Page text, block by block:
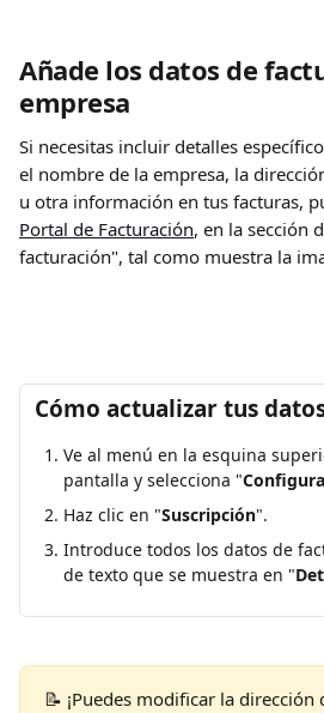
Añade los datos de
empresa
Si necesitas incluir detalles
el nombre de la empresa, la
u otra información en tus facturas,
Portal de Facturación, en la sección
facturación", tal como muestra la
Cómo actualizar tus
Ve al menú en la esquina
pantalla y selecciona "
Haz clic en "Suscripción".
Introduce todos los datos de
de texto que se muestra en "
📝 ¡Puedes modificar la dirección